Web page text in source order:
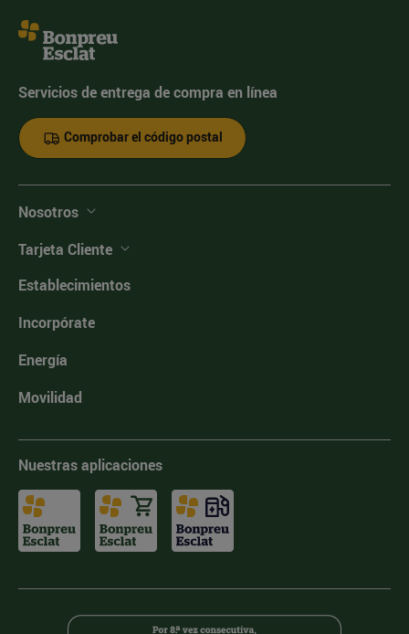
Servicios de entrega de compra en línea
Comprobar el código postal
Nosotros
Tarjeta Cliente
Establecimientos
Incorpórate
Energía
Movilidad
Nuestras aplicaciones